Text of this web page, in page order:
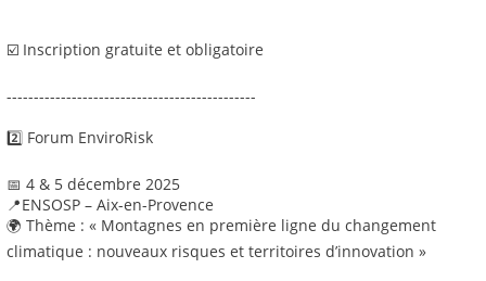
☑️ Inscription gratuite et obligatoire
----------------------------------------------
2️⃣ Forum EnviroRisk
📅 4 & 5 décembre 2025
📍ENSOSP – Aix-en-Provence
🌍 Thème : « Montagnes en première ligne du changement
climatique : nouveaux risques et territoires d’innovation »